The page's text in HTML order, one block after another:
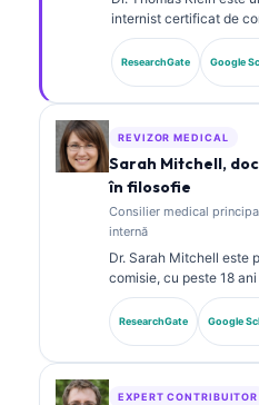
internist certificat de
experiență în medicina
asistată de AI. În
Kantesti AI, el asigură
biomarkerilor și
medicinei de laborator.
ResearchGate Google
REVIZOR MEDICAL
Sarah Mitchell,
în filosofie
Consilier medical
internă
Dr. Sarah Mitchell este
comisie, cu peste 18
laborator și analiza
specialitate în chimie
despre panouri de
ResearchGate Google
EXPERT CONTRIBUITOR